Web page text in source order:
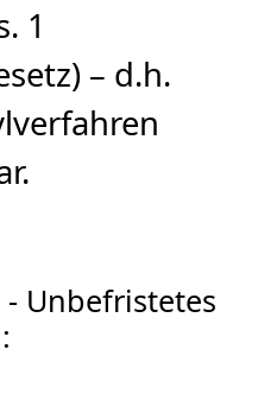
1
– d.h.
Unbefristetes